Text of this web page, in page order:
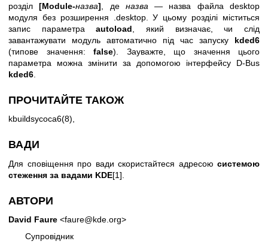
розділ[Module-назва] , де назва — назва файла desktop
модуля без розширення .desktop. У цьому розділі міститься
запис параметраautoload , який визначає, чи слід
завантажувати модуль автоматично під час запуску kded6
(типове значення: false). Зауважте, що значення цього
параметра можна змінити за допомогою інтерфейсу D-Bus
kded6
ПРОЧИТАЙТЕ ТАКОЖ
kbuildsycoca6(8),
ВАДИ
Для сповіщення про вади скористайтеся адресою системою
стеження за вадами KDE[1].
АВТОРИ
David Faure <faure@kde.org>
Супровідник